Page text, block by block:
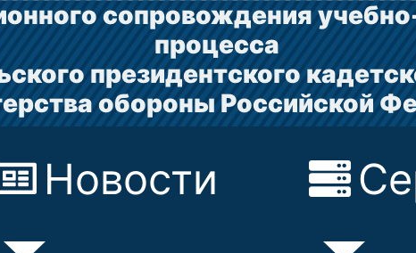
сопровождения
процесса
президентского
обороны Российской
Новости